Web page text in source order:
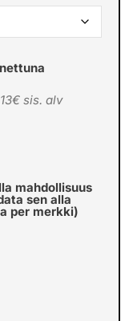
sis. alv
mahdollisuus
sen alla
per merkki)